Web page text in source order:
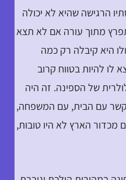
הרגישה שהיא לא יכולה
מתוך עורה אם לא תצא
היא קיבלה רק כמה
לו להיות בטווח קרוב
של הספינה. זה היה
עם הבית, עם המשפחה,
מכדור הארץ לא היו טובות,